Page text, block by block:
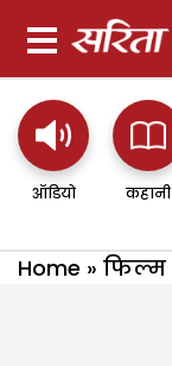
ऑडियो कहानी
Home » फिल्म